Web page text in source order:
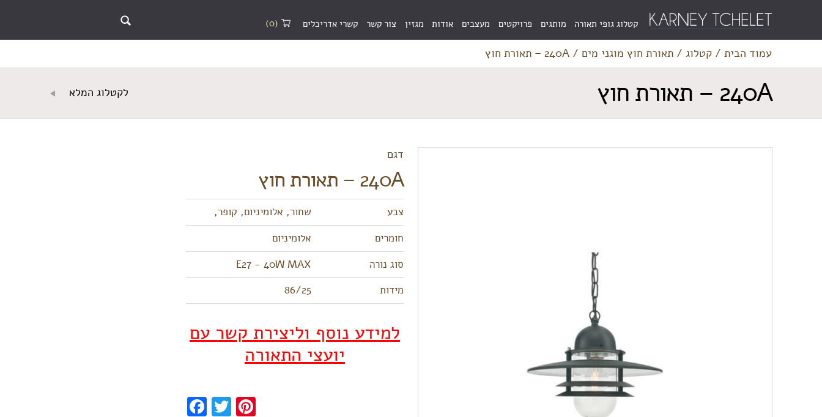
(0)
Menu
Bar
קטלוג גופי תאורה מותגים פרויקטים מעצבים אודות מגזין צור קשר קשרי אדריכלים
עמוד הבית / קטלוג / תאורת חוץ מוגני מים / 240A – תאורת חוץ
240A – תאורת חוץ לקטלוג המלא
דגם
240A – תאורת חוץ
צבע
שחור, אלומיניום, קופר,
חומרים
אלומיניום
סוג נורה
E27 - 40W MAX
מידות
86/25
למידע נוסף וליצירת קשר עם
יועצי התאורה
FacebookTwitterPinterest